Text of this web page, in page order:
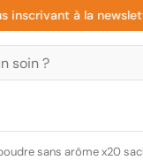
à la newsletter
sans arôme x20